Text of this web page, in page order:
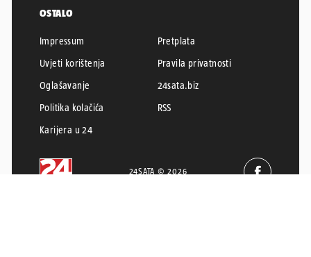
OSTALO
Impressum
Pretplata
Uvjeti korištenja
Pravila privatnosti
Oglašavanje
24sata.biz
Politika kolačića
RSS
Karijera u 24
24SATA © 2026